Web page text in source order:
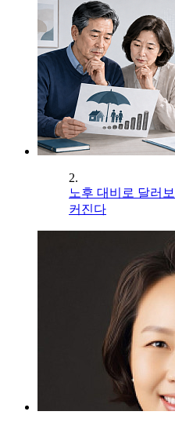
2.
노후 대비로 달러
커진다